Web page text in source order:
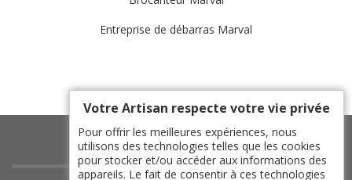
Entreprise de débarras Marval
Votre Artisan respecte votre vie privée
Pour offrir les meilleures expériences, nous
utilisons des technologies telles que les cookies
pour stocker et/ou accéder aux informations des
appareils. Le fait de consentir à ces technologies